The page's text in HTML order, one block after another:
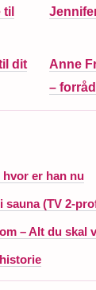
dit
Anne
–
er han nu
(TV 2-
– Alt du skal